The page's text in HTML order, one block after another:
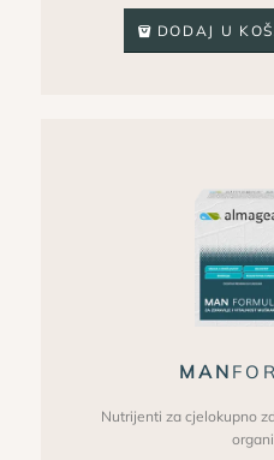
DODAJ U
MAN
Nutrijenti za cjelokupno